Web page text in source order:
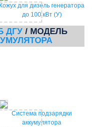
Кожух для дизель генератора
до 100 кВт (У)
ДГУ / МОДЕЛЬ
Система подзарядки
аккумулятора